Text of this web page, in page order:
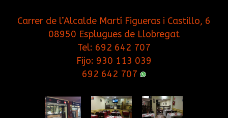
Carrer de l’Alcalde Martí Figueras i Castillo, 6
08950 Esplugues de Llobregat
Tel: 692 642 707
Fijo: 930 113 039
692 642 707